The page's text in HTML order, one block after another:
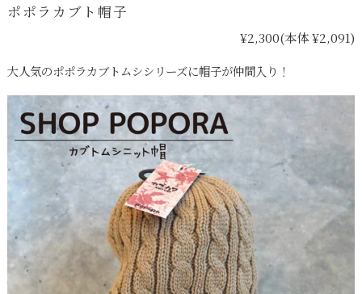
ポポラカブト帽子
¥2,300(本体 ¥2,091)
大人気のポポラカブトムシシリーズに帽子が仲間入り！